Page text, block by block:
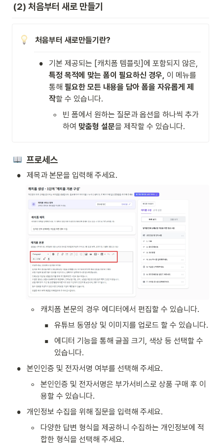
(2) 처음부터 새로 만들기
처음부터 새로만들기란?
•
특정 목적에 맞는 폼이 필요하신 경우, 이 메뉴를
통해 필요한 모든 내용을 담아 폼을 자유롭게 제
작할 수 있습니다.
◦
빈 폼에서 원하는 질문과 옵션을 하나씩 추가
하여 맞춤형 설문을 제작할 수 있습니다.
  프로세스
• 제목과 본문을 입력해 주세요.
◦ 캐치폼 본문의 경우 에디터에서 편집할 수 있습니다.
▪ 유튜브 동영상 및 이미지를 업로드 할 수 있습니다.
▪
에디터 기능을 통해 글꼴 크기, 색상 등 선택할 수
있습니다.
• 본인인증 및 전자서명 여부를 선택해 주세요.
◦
본인인증 및 전자서명은 부가서비스로 상품 구매 후 이
용할 수 있습니다.
• 개인정보 수집을 위해 질문을 입력해 주세요.
◦
다양한 답변 형식을 제공하니 수집하는 개인정보에 적
합한 형식을 선택해 주세요.